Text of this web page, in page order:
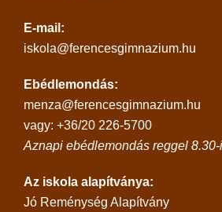
E-mail:
iskola@ferencesgimnazium.hu
Ebédlemondás:
menza@ferencesgimnazium.hu
vagy: +36/20 226-5700
Aznapi ebédlemondás reggel
Az iskola alapítványa:
Jó Reménység Alapítvány